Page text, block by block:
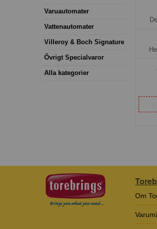
Varuautomater
Vattenautomater
Villeroy & Boch Signature
Övrigt Specialvaror
Alla kategorier
Om